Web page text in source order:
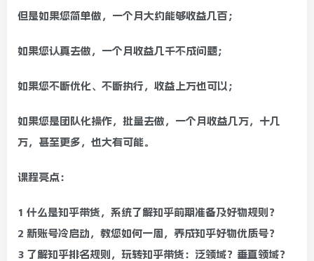
但是如果您简单做，一个月大约能够收益几百；
如果您认真去做，一个月收益几千不成问题；
如果您不断优化、不断执行，收益上万也可以；
如果您是团队化操作，批量去做，一个月收益几万，十几
万，甚至更多，也大有可能。
课程亮点：
1 什么是知乎带货，系统了解知乎前期准备及好物规则？
2 新账号冷启动，教您如何一周，养成知乎好物优质号？
3 了解知乎排名规则，玩转知乎带货：泛领域？垂直领域？